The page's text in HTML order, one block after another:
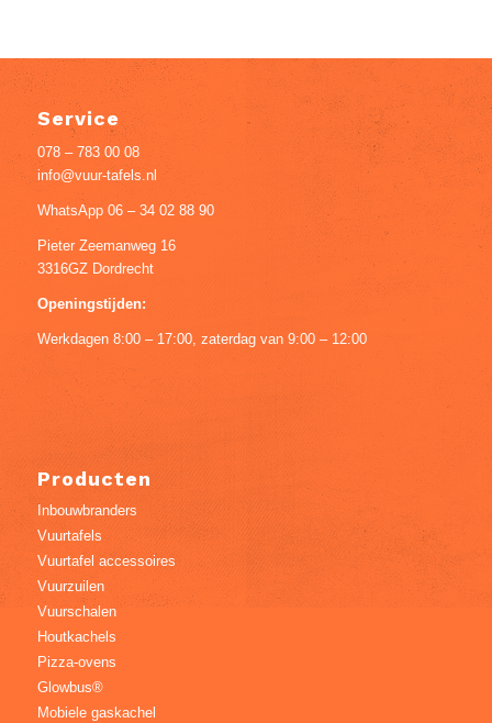
Service
078 – 783 00 08
info@vuur-tafels.nl
WhatsApp 06 – 34 02 88 90
Pieter Zeemanweg 16
3316GZ Dordrecht
Openingstijden:
Werkdagen 8:00 – 17:00, zaterdag van 9:00 – 12:00
Producten
Inbouwbranders
Vuurtafels
Vuurtafel accessoires
Vuurzuilen
Vuurschalen
Houtkachels
Pizza-ovens
Glowbus®
Mobiele gaskachel